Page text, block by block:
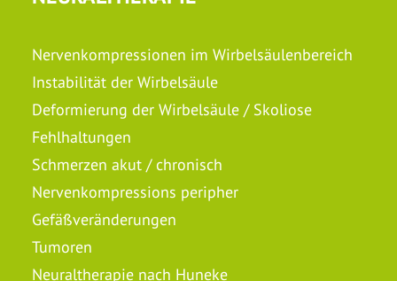
Nervenkompressionen im Wirbelsäulenbereich
Instabilität der Wirbelsäule
Deformierung der Wirbelsäule / Skoliose
Fehlhaltungen
Schmerzen akut / chronisch
Nervenkompressions peripher
Gefäßveränderungen
Tumoren
Neuraltherapie nach Huneke